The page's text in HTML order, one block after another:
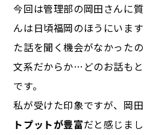
今回は管理部の岡田さんに
んは日頃福岡のほうにいま
た話を聞く機会がなかった
文系だからか…どのお話も
です。
私が受けた印象ですが、岡
トプットが豊富だと感じまし